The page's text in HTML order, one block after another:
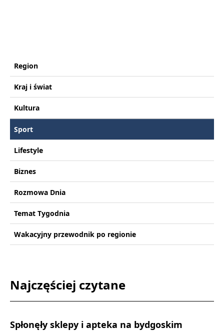
Region
Kraj i świat
Kultura
Sport
Lifestyle
Biznes
Rozmowa Dnia
Temat Tygodnia
Wakacyjny przewodnik po regionie
Najczęściej czytane
Spłonęły sklepy i apteka na bydgoskim